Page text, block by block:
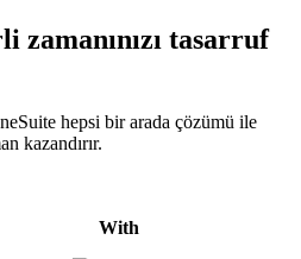
zamanınızı tasarruf
hepsi bir arada çözümü ile
kazandırır.
With